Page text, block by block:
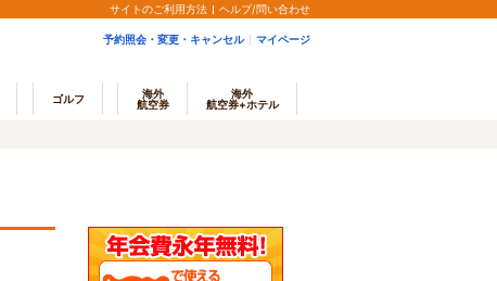
サイトのご利用方法 ヘルプ/問い合わせ
予約照会・変更・キャンセル マイページ
ゴルフ
海外
航空券
海外
航空券+ホテル